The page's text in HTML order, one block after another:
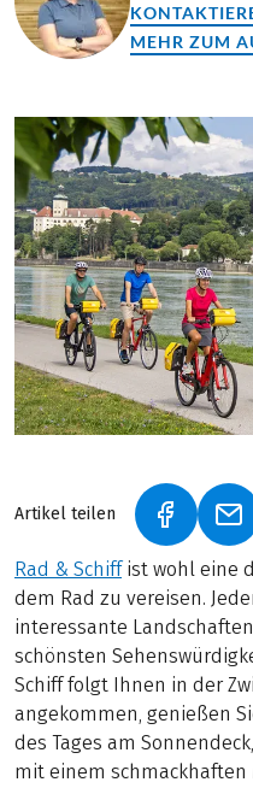
MEHR ZUM
Artikel teilen (LINK
Rad & Schiffist wohl eine
dem Rad zu vereisen.
interessante
schönsten
Schiff folgt Ihnen in der
angekommen, genießen
des Tages am
mit einem schmackhaften